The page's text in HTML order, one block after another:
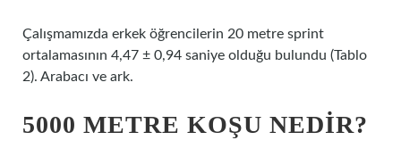
Çalışmamızda erkek öğrencilerin 20 metre sprint
ortalamasının 4,47 ± 0,94 saniye olduğu bulundu (Tablo
2). Arabacı ve ark.
5000 METRE KOŞU NEDIR?